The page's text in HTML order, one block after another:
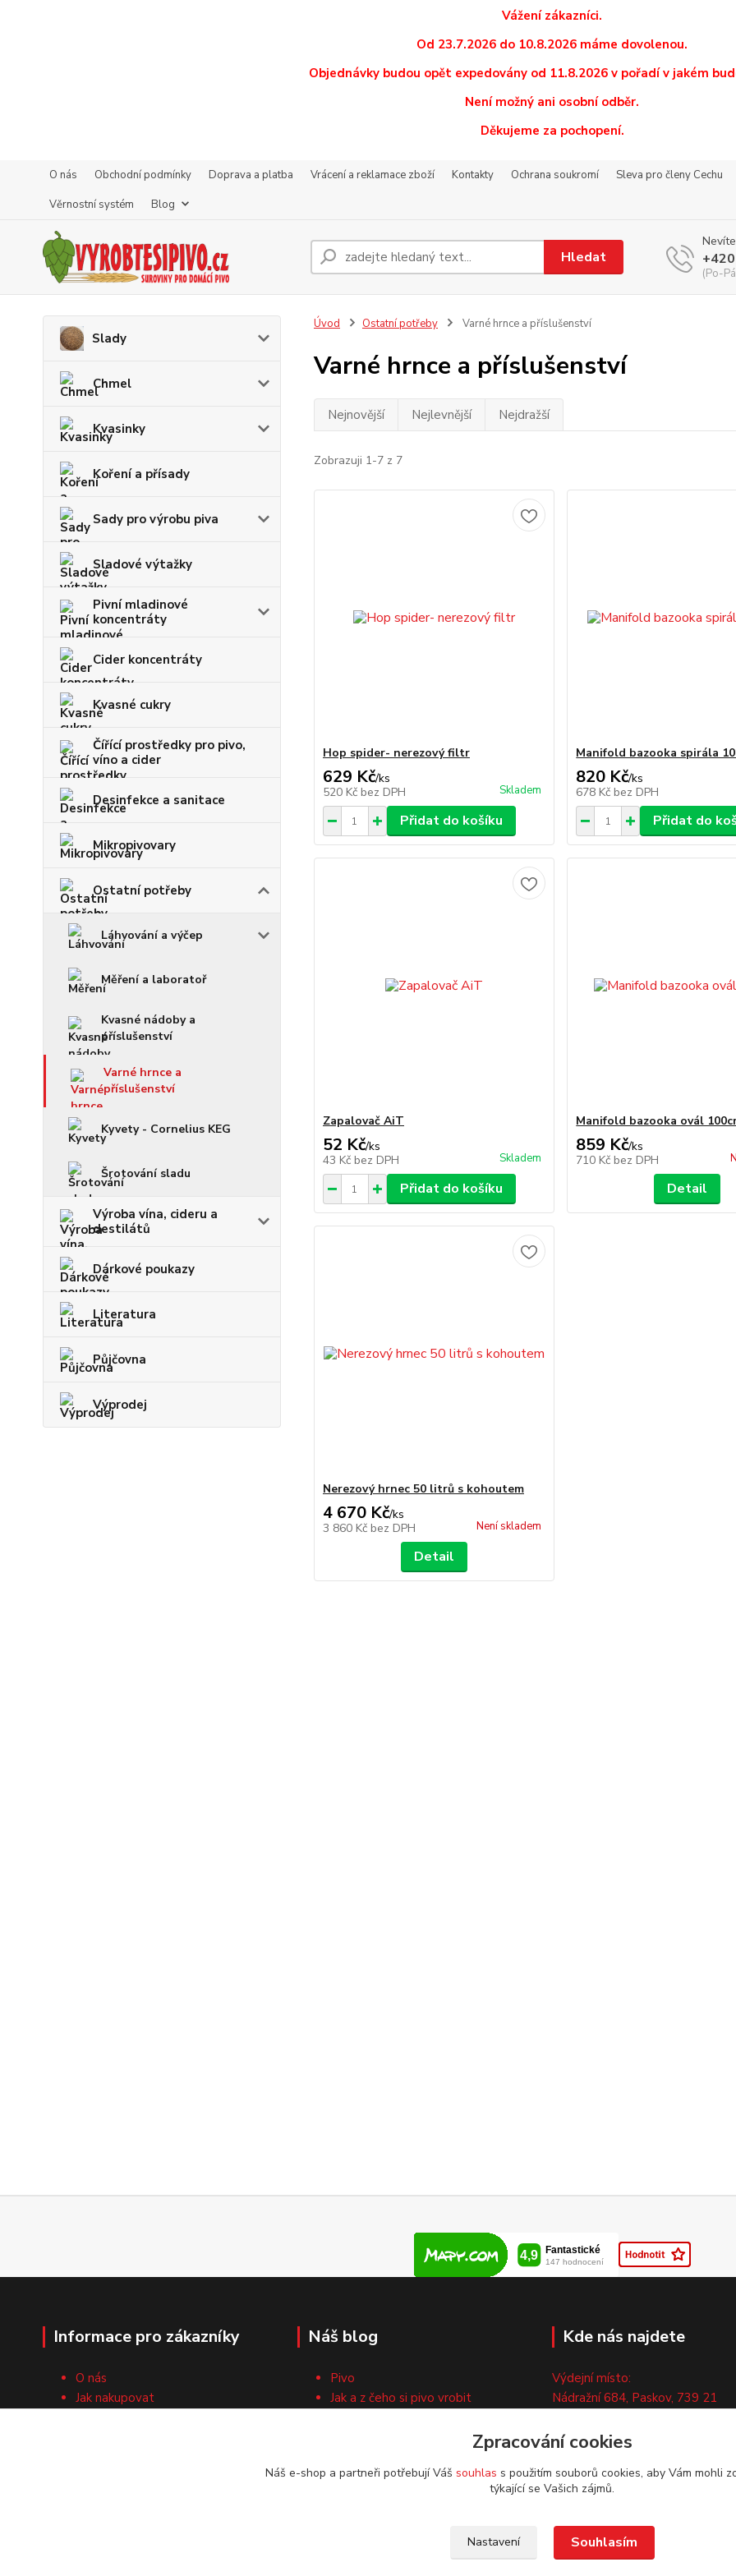
Vážení zákazníci.
Od 23.7.2026 do 10.8.2026 máme dovolenou.
Objednávky budou opět expedovány od 11.8.2026 v pořadí v jakém
Není možný ani osobní odběr.
Děkujeme za pochopení.
O nás Obchodní podmínky Doprava a platba Vrácení a reklamace zboží Kontakty Ochrana soukromí
Sleva pro členy Cechu
Věrnostní systém
Blog
Hledat
(Po-
Slady
Chmel
Kvasinky
Koření a přísady
Sady pro výrobu piva
Sladové výtažky
Pivní mladinové
koncentráty
Cider koncentráty
Kvasné cukry
Čířící prostředky pro pivo,
víno a cider
Desinfekce a sanitace
Mikropivovary
Ostatní potřeby
Láhvování a výčep
Měření a laboratoř
Kvasné nádoby a
příslušenství
Varné hrnce a
příslušenství
Kyvety - Cornelius KEG
Šrotování sladu
Výroba vína, cideru a
destilátů
Dárkové poukazy
Literatura
Půjčovna
Výprodej
Úvod Ostatní potřeby Varné hrnce a příslušenství
Varné hrnce a příslušenství
Nejnovější Nejlevnější Nejdražší
Zobrazuji 1-7 z 7
Hop spider- nerezový filtr
629 Kč/ks
520 Kč bez DPH Skladem
Přidat do košíku
Manifold bazooka spirála
820 Kč/ks
678 Kč bez DPH
Přidat do
Zapalovač AiT
52 Kč/ks
43 Kč bez DPH Skladem
Přidat do košíku
Manifold bazooka ovál
859 Kč/ks
710 Kč bez DPH
Detail
Nerezový hrnec 50 litrů s kohoutem
4 670 Kč/ks
3 860 Kč bez DPH Není skladem
Detail
Informace pro zákazníky
O nás
Jak nakupovat
Náš blog
Pivo
Jak a z čeho si pivo vrobit
Kde nás najdete
Výdejní místo:
Nádražní 684, Paskov, 739 21
Pouze po předchozí tel. domluvě.
Zpracování cookies
Náš e-shop a partneři potřebují Váš souhlas s použitím souborů cookies, aby Vám mohli
týkající se Vašich zájmů.
Nastavení Souhlasím